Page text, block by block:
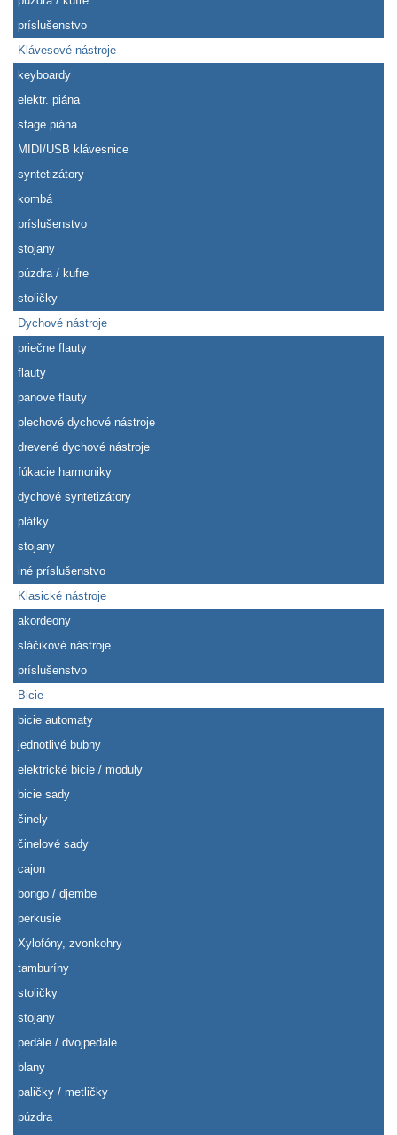
príslušenstvo
Klávesové nástroje
keyboardy
elektr. piána
stage piána
MIDI/USB klávesnice
syntetizátory
kombá
príslušenstvo
stojany
púzdra / kufre
stoličky
Dychové nástroje
priečne flauty
flauty
panove flauty
plechové dychové nástroje
drevené dychové nástroje
fúkacie harmoniky
dychové syntetizátory
plátky
stojany
iné príslušenstvo
Klasické nástroje
akordeony
sláčikové nástroje
príslušenstvo
Bicie
bicie automaty
jednotlivé bubny
elektrické bicie / moduly
bicie sady
činely
činelové sady
cajon
bongo / djembe
perkusie
Xylofóny, zvonkohry
tamburíny
stoličky
stojany
pedále / dvojpedále
blany
paličky / metličky
púzdra